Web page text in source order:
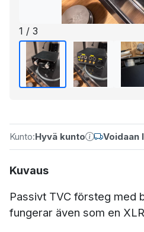
1 / 3
Kunto:Hyvä kunto Voidaan
Kuvaus
Passivt TVC försteg med
fungerar även som en